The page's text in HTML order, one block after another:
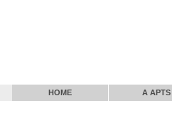
HOME A APTS